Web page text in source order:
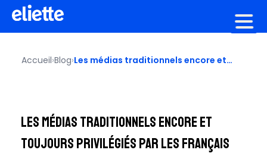
Accueil›Blog›Les médias traditionnels encore et
Les médias traditionnels encore et
toujours privilégiés par les Français